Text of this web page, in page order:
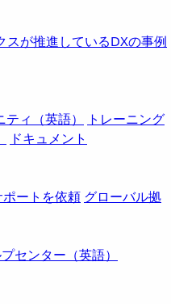
が推進しているDXの事例
ティ（英語）
トレーニング
ドキュメント
ポートを依頼 グローバル拠
センター（英語）